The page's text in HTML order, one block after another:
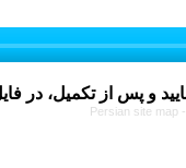
Persian site map -